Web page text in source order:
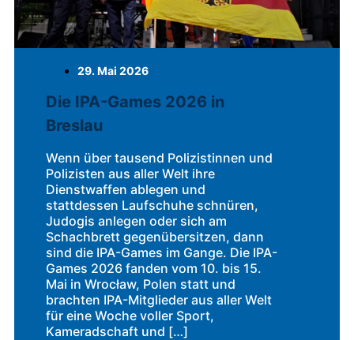
29. Mai 2026
Die IPA-Games 2026 in
Breslau
Wenn über tausend Polizistinnen und
Polizisten aus aller Welt ihre
Dienstwaffen ablegen und
stattdessen Laufschuhe schnüren,
Judogis anlegen oder sich am
Schachbrett gegenübersitzen, dann
sind die IPA-Games im Gange. Die IPA-
Games 2026 fanden vom 10. bis 15.
Mai in Wrocław, Polen statt und
brachten IPA-Mitglieder aus aller Welt
für eine Woche voller Sport,
Kameradschaft und […]